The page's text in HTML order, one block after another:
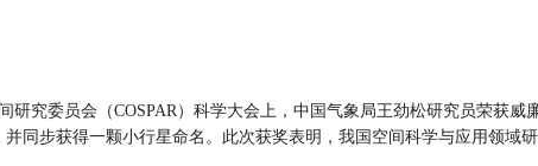
究委员会（COSPAR）科学大会上，中国气象局王劲松研究员荣获威
同步获得一颗小行星命名。此次获奖表明，我国空间科学与应用领域